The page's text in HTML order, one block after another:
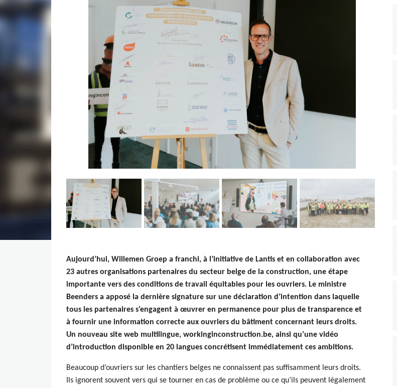
Aujourd’hui, Willemen Groep a franchi, à l’initiative de Lantis et en collaboration avec
23 autres organisations partenaires du secteur belge de la construction, une étape
importante vers des conditions de travail équitables pour les ouvriers. Le ministre
Beenders a apposé la dernière signature sur une déclaration d’intention dans laquelle
tous les partenaires s’engagent à œuvrer en permanence pour plus de transparence et
à fournir une information correcte aux ouvriers du bâtiment concernant leurs droits.
Un nouveau site web multilingue, workinginconstruction.be, ainsi qu’une vidéo
d’introduction disponible en 20 langues concrétisent immédiatement ces ambitions.
Beaucoup d’ouvriers sur les chantiers belges ne connaissent pas suffisamment leurs droits.
Ils ignorent souvent vers qui se tourner en cas de problème ou ce qu’ils peuvent légalement